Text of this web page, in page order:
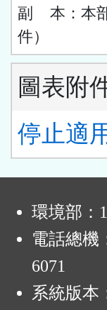
副 本：本
件）
圖表附
停止適
環境部：
電話總機
6071
系統版本